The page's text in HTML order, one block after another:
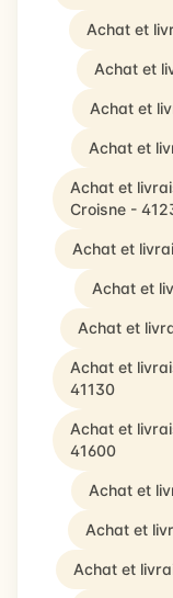
Achat et
Achat et
Achat et
Achat et
Achat et
Croisne -
Achat et
Achat et
Achat et
Achat et
41130
Achat et
41600
Achat et
Achat et
Achat et